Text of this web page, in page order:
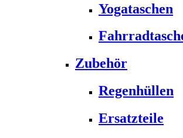
Yogataschen
Zubehör
Regenhüllen
Ersatzteile